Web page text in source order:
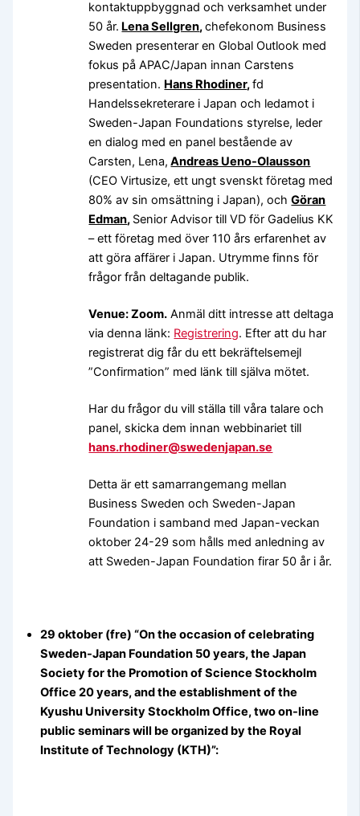
kontaktuppbyggnad och verksamhet under
50 år. Lena Sellgren,chefekonom Business
Sweden presenterar en Global Outlook med
fokus på APAC/Japan innan Carstens
presentation. Hans Rhodiner,fd
Handelssekreterare i Japan och ledamot i
Sweden-Japan Foundations styrelse, leder
en dialog med en panel bestående av
Carsten, Lena, Andreas Ueno-Olausson
(CEO Virtusize, ett ungt svenskt företag med
80% av sin omsättning i Japan), ochGöran
Edman, Senior Advisor till VD för Gadelius KK
– ett företag med över 110 års erfarenhet av
att göra affärer i Japan. Utrymme finns för
frågor från deltagande publik.
Venue: Zoom. Anmäl ditt intresse att deltaga
via denna länk: Registrering. Efter att du har
registrerat dig får du ett bekräftelsemejl
”Confirmation” med länk till själva mötet.
Har du frågor du vill ställa till våra talare och
panel, skicka dem innan webbinariet till
hans.rhodiner@swedenjapan.se
Detta är ett samarrangemang mellan
Business Sweden och Sweden-Japan
Foundation i samband med Japan-veckan
oktober 24-29 som hålls med anledning av
att Sweden-Japan Foundation firar 50 år i år.
29 oktober (fre) “On the occasion of celebrating
Sweden-Japan Foundation 50 years, the Japan
Society for the Promotion of Science Stockholm
Office 20 years, and the establishment of the
Kyushu University Stockholm Office, two on-line
public seminars will be organized by the Royal
Institute of Technology (KTH)”: